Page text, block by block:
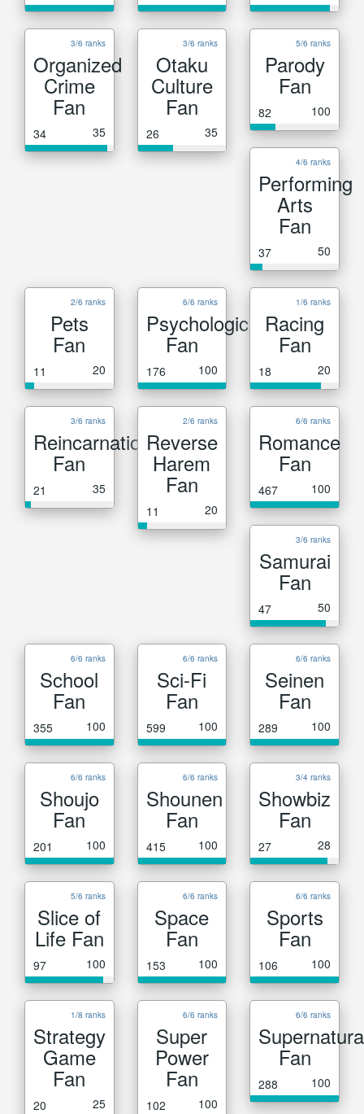
3/6 ranks
Organized
Crime
Fan
34 35
3/6 ranks
Otaku
Culture
Fan
26 35
5/6 ranks
Parody
Fan
82 100
4/6 ranks
Performing
Arts
Fan
37 50
2/6 ranks
Pets
Fan
11 20
6/6 ranks
Psychological
Fan
176 100
1/6 ranks
Racing
Fan
18 20
3/6 ranks
Reincarnation
Fan
21 35
2/6 ranks
Reverse
Harem
Fan
11 20
6/6 ranks
Romance
Fan
467 100
3/6 ranks
Samurai
Fan
47 50
6/6 ranks
School
Fan
355 100
6/6 ranks
Sci-Fi
Fan
599 100
6/6 ranks
Seinen
Fan
289 100
6/6 ranks
Shoujo
Fan
201 100
6/6 ranks
Shounen
Fan
415 100
3/4 ranks
Showbiz
Fan
27 28
5/6 ranks
Slice of
Life Fan
97 100
6/6 ranks
Space
Fan
153 100
6/6 ranks
Sports
Fan
106 100
1/8 ranks
Strategy
Game
Fan
20 25
6/6 ranks
Super
Power
Fan
102 100
6/6 ranks
Fan
288 100